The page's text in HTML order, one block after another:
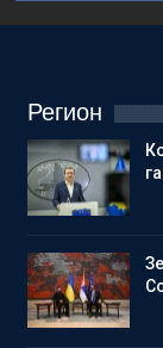
Регион